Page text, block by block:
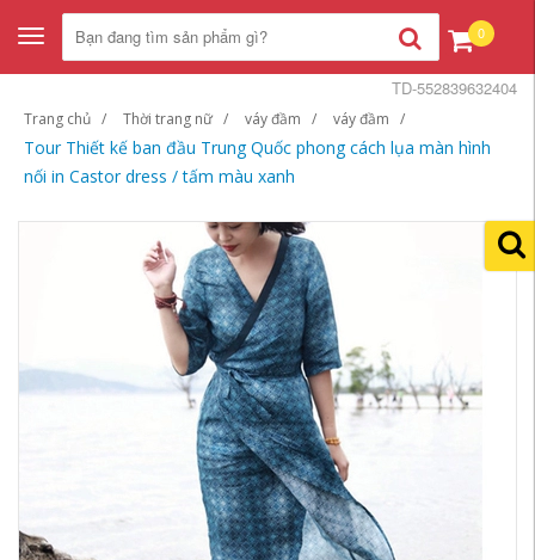
Toggle
navigation
0
Trang chủ Thời trang nữ váy đầm váy đầm
Tour Thiết kế ban đầu Trung Quốc phong cách lụa màn hình
nối in Castor dress / tấm màu xanh
TD-552839632404